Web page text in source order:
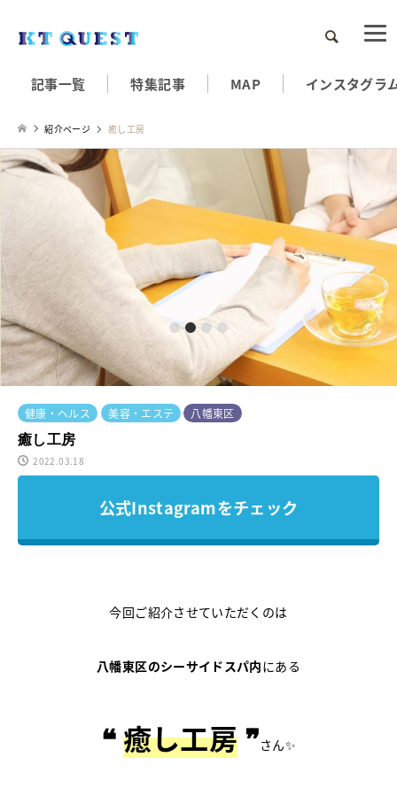
検索
記事一覧 特集記事 MAP インスタグラ
紹介ページ 癒し工房
2 3 4
健康・ヘルス 美容・エステ
八幡東区
癒し工房
2022.03.18
公式Instagramをチェック
今回ご紹介させていただくのは
八幡東区のシーサイドスパ内にある
❝癒し工房❞さん✨